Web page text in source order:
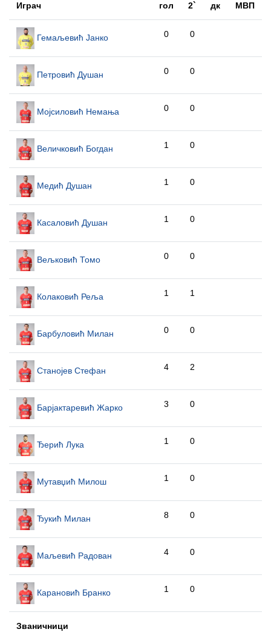
Играч гол 2` дк МВП
Гемаљевић Јанко 0 0
Петровић Душан 0 0
Мојсиловић Немања 0 0
Величковић Богдан 1 0
Медић Душан 1 0
Касаловић Душан 1 0
Вељковић Томо 0 0
Колаковић Реља 1 1
Барбуловић Милан 0 0
Станојев Стефан 4 2
Барјактаревић Жарко 3 0
Ђерић Лука 1 0
Мутавџић Милош 1 0
Ђукић Милан 8 0
Маљевић Радован 4 0
Карановић Бранко 1 0
Званичници